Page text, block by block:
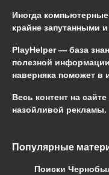
Иногда
крайне запутанными
PlayHelper — база
полезной
наверняка поможет в
Весь контент на
назойливой рекламы.
Популярные
Поиски